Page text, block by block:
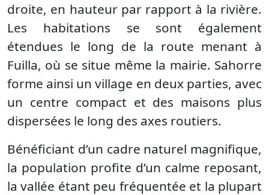
droite, en hauteur par rapport à la rivière.
Les habitations se sont également
étendues le long de la route menant à
Fuilla, où se situe même la mairie. Sahorre
forme ainsi un village en deux parties, avec
un centre compact et des maisons plus
dispersées le long des axes routiers.
Bénéficiant d’un cadre naturel magnifique,
la population profite d’un calme reposant,
la vallée étant peu fréquentée et la plupart